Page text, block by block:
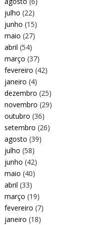
julho (22)
junho (15)
maio (27)
abril (54)
março (37)
fevereiro (42)
janeiro (4)
dezembro (25)
novembro (29)
outubro (36)
setembro (26)
agosto (39)
julho (58)
junho (42)
maio (40)
abril (33)
março (19)
fevereiro (7)
janeiro (18)